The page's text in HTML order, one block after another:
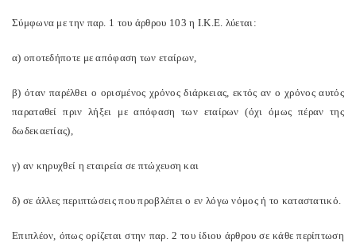
Σύμφωνα με την παρ. 1 του άρθρου 103 η Ι.Κ.Ε. λύεται:
α) οποτεδήποτε με απόφαση των εταίρων,
β) όταν παρέλθει ο ορισμένος χρόνος διάρκειας, εκτός αν ο χρόνος αυτός
παραταθεί πριν λήξει με απόφαση των εταίρων (όχι όμως πέραν της
δωδεκαετίας),
γ) αν κηρυχθεί η εταιρεία σε πτώχευση και
δ) σε άλλες περιπτώσεις που προβλέπει ο εν λόγω νόμος ή το καταστατικό.
Επιπλέον, όπως ορίζεται στην παρ. 2 του ίδιου άρθρου σε κάθε περίπτωση